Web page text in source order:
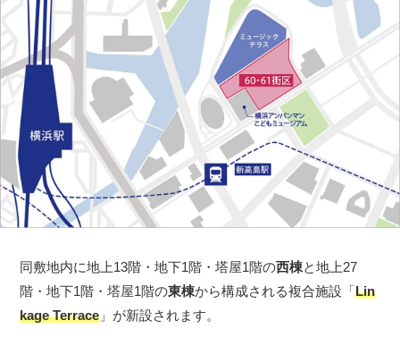
同敷地内に地上13階・地下1階・塔屋1階の西棟と地上27
階・地下1階・塔屋1階の東棟から構成される複合施設「Lin
kage Terrace 」が新設されます。